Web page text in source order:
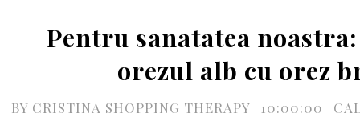
Pentru sanatatea
orezul alb cu orez
BY CRISTINA SHOPPING THERAPY 10:00:00